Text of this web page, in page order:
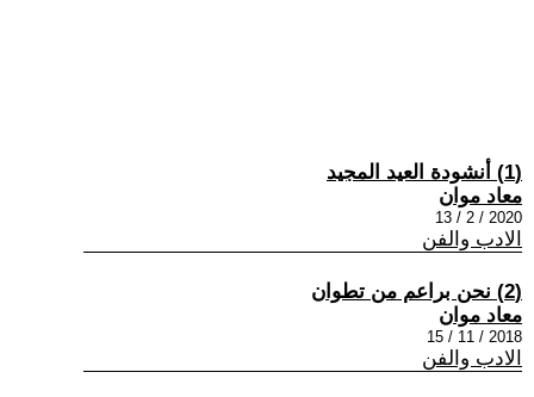
(1) أنشودة العيد المجيد
معاد موان
2020 / 2 / 13
الادب والفن
(2) نحن براعم من تطوان
معاد موان
2018 / 11 / 15
الادب والفن